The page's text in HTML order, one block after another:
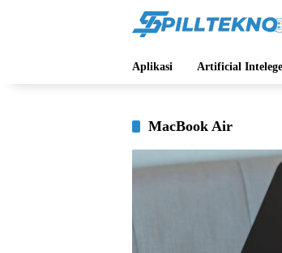
Aplikasi Artificial
MacBook Air